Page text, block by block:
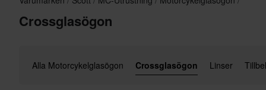
Crossglasögon
Alla Motorcykelglasögon Crossglasögon Linser